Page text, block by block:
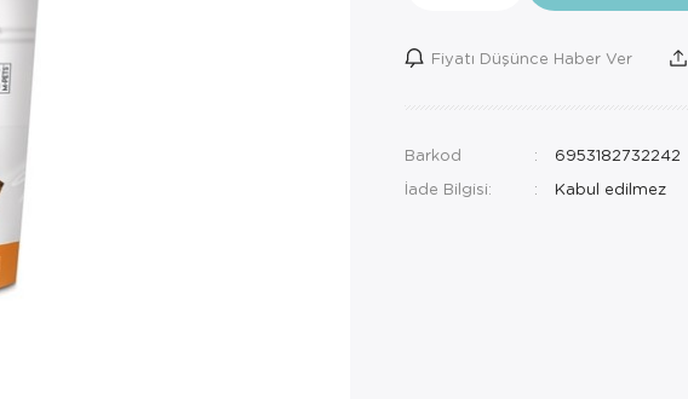
Fiyatı Düşünce Haber Ver
Barkod
6953182732242
İade Bilgisi: